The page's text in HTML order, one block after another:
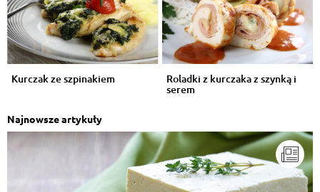
Kurczak ze szpinakiem Roladki z kurczaka z szynką i
serem
Najnowsze artykuły